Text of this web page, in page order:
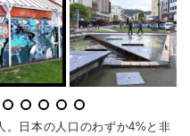
。日本の人口のわずか4%と非